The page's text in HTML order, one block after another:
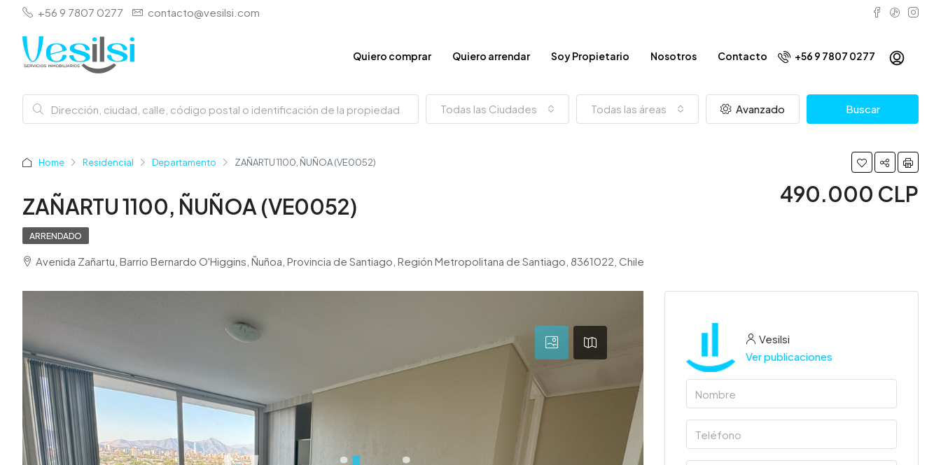
+56 9 7807 0277 contacto@vesilsi.com
Quiero comprar Quiero arrendar Soy Propietario Nosotros Contacto +56 9 7807 0277
Todas las Ciudades Todas las áreas Avanzado Buscar
Home Residencial Departamento ZAÑARTU 1100, ÑUÑOA (VE0052)
ZAÑARTU 1100, ÑUÑOA (VE0052) 490.000 CLP
ARRENDADO
Avenida Zañartu, Barrio Bernardo O'Higgins, Ñuñoa, Provincia de Santiago, Región Metropolitana de Santiago, 8361022, Chile
Vesilsi
Ver publicaciones